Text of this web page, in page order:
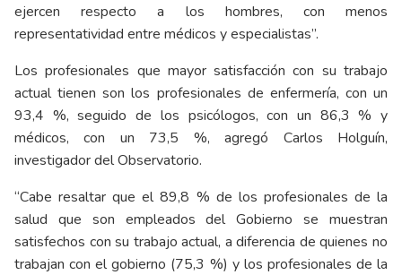
ejercen respecto a los hombres, con menos
representatividad entre médicos y especialistas”.
Los profesionales que mayor satisfacción con su trabajo
actual tienen son los profesionales de enfermería, con un
93,4 %, seguido de los psicólogos, con un 86,3 % y
médicos, con un 73,5 %, agregó Carlos Holguín,
investigador del Observatorio.
“Cabe resaltar que el 89,8 % de los profesionales de la
salud que son empleados del Gobierno se muestran
satisfechos con su trabajo actual, a diferencia de quienes no
trabajan con el gobierno (75,3 %) y los profesionales de la